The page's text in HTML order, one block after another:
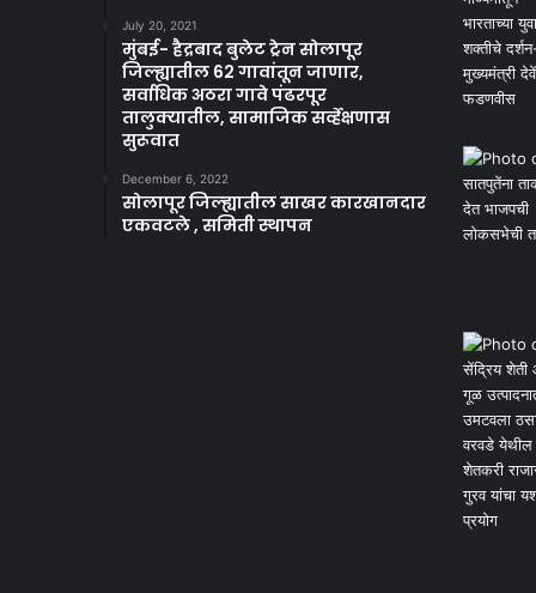
July 20, 2021
मुंबई- हैद्रबाद बुलेट ट्रेन सोलापूर
जिल्ह्यातील 62 गावांतून जाणार,
सर्वाधिक अठरा गावे पंढरपूर
तालुक्यातील, सामाजिक सर्व्हेक्षणास
सुरूवात
December 6, 2022
सोलापूर जिल्ह्यातील साखर कारखानदार
एकवटले , समिती स्थापन